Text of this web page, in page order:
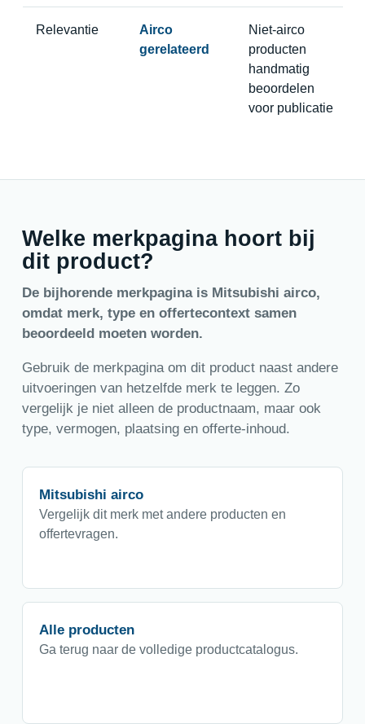
Relevantie
Airco
gerelateerd
Niet-airco
producten
handmatig
beoordelen
voor publicatie
Welke merkpagina hoort bij
dit product?
De bijhorende merkpagina is Mitsubishi airco,
omdat merk, type en offertecontext samen
beoordeeld moeten worden.
Gebruik de merkpagina om dit product naast andere
uitvoeringen van hetzelfde merk te leggen. Zo
vergelijk je niet alleen de productnaam, maar ook
type, vermogen, plaatsing en offerte-inhoud.
Mitsubishi airco
Vergelijk dit merk met andere producten en
offertevragen.
Alle producten
Ga terug naar de volledige productcatalogus.